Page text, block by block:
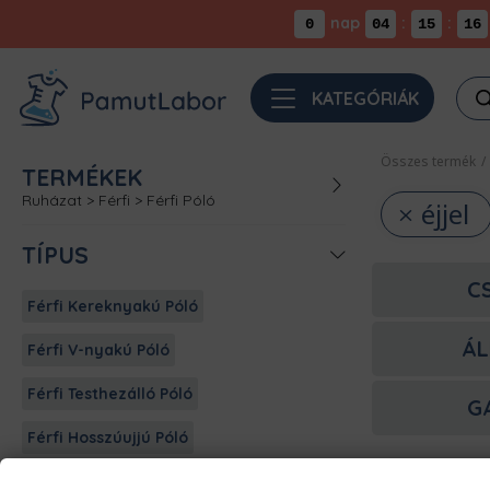
0 nap 04 : 15 : 16
KATEGÓRIÁK
TERMÉKEK
Ruházat > Férfi > Férfi Póló
TÍPUS
Férfi Kereknyakú Póló
Férfi V-nyakú Póló
Férfi Testhezálló Póló
Férfi Hosszúujjú Póló
Összes termék /
éjjel